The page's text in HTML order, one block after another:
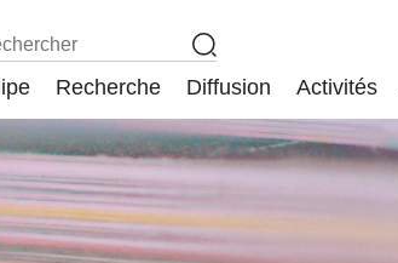
Recherche Diffusion Activités